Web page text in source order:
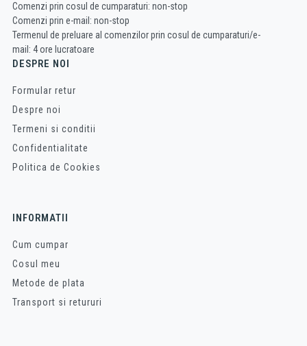
Comenzi prin cosul de cumparaturi: non-stop
Comenzi prin e-mail: non-stop
Termenul de preluare al comenzilor prin cosul de cumparaturi/e-
mail: 4 ore lucratoare
DESPRE NOI
Formular retur
Despre noi
Termeni si conditii
Confidentialitate
Politica de Cookies
INFORMATII
Cum cumpar
Cosul meu
Metode de plata
Transport si retururi